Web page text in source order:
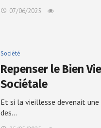
07/06/2025
Société
Repenser le Bien
Sociétale
Et si la vieillesse devenait
des…